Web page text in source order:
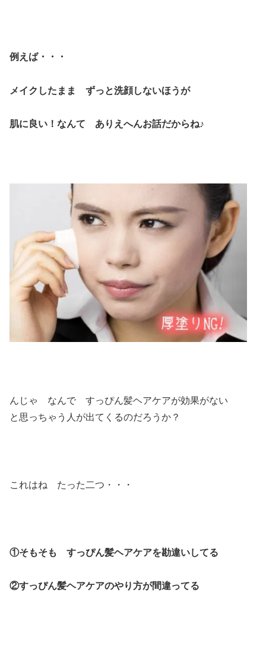
例えば・・・
メイクしたまま ずっと洗顔しないほうが
肌に良い！なんて ありえへんお話だからね♪
んじゃ なんで すっぴん髪ヘアケアが効果がない
と思っちゃう人が出てくるのだろうか？
これはね たった二つ・・・
①そもそも すっぴん髪ヘアケアを勘違いしてる
②すっぴん髪ヘアケアのやり方が間違ってる